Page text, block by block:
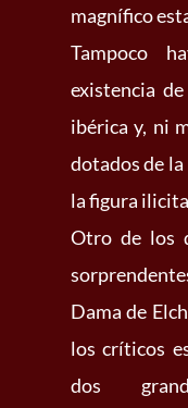
magnífico
Tampoco
existencia
ibérica y, ni
dotados de
la figura
Otro de los
Dama de
los críticos
dos